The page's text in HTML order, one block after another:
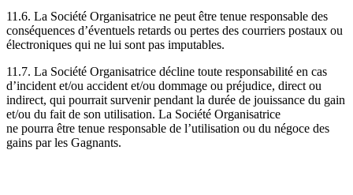
11.6. La Société Organisatrice ne peut être tenue responsable des
conséquences d’éventuels retards ou pertes des courriers postaux ou
électroniques qui ne lui sont pas imputables.
11.7. La Société Organisatrice décline toute responsabilité en cas
d’incident et/ou accident et/ou dommage ou préjudice, direct ou
indirect, qui pourrait survenir pendant la durée de jouissance du gain
et/ou du fait de son utilisation. La Société Organisatrice
ne pourra être tenue responsable de l’utilisation ou du négoce des
gains par les Gagnants.